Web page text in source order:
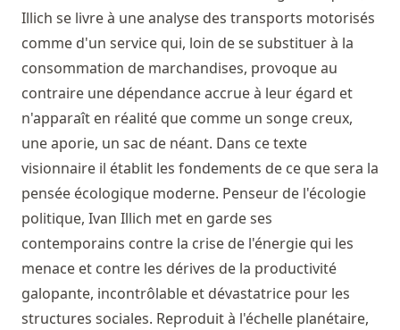
Illich se livre à une analyse des transports motorisés
comme d'un service qui, loin de se substituer à la
consommation de marchandises, provoque au
contraire une dépendance accrue à leur égard et
n'apparaît en réalité que comme un songe creux,
une aporie, un sac de néant. Dans ce texte
visionnaire il établit les fondements de ce que sera la
pensée écologique moderne. Penseur de l'écologie
politique, Ivan Illich met en garde ses
contemporains contre la crise de l'énergie qui les
menace et contre les dérives de la productivité
galopante, incontrôlable et dévastatrice pour les
structures sociales. Reproduit à l'échelle planétaire,